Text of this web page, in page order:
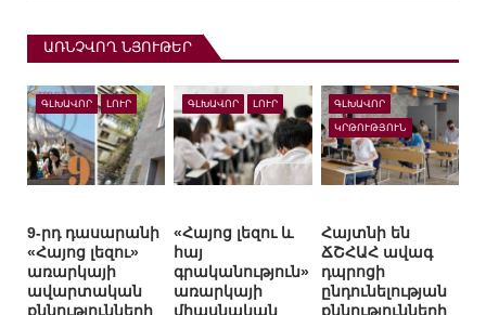
ԱՌՆՉՎՈՂ ՆՅՈՒԹԵՐ
ԳԼԽԱՎՈՐ ԼՈՒՐ
9-րդ դասարանի
«Հայոց լեզու»
առարկայի
ավարտական
քննությունների
ԳԼԽԱՎՈՐ ԼՈՒՐ
«Հայոց լեզու և
հայ
գրականություն»
առարկայի
միասնական
ԳԼԽԱՎՈՐ
ԿՐԹՈՒԹՅՈՒՆ
Հայտնի են
ՃՇՀԱՀ ավագ
դպրոցի
ընդունելության
քննությունների